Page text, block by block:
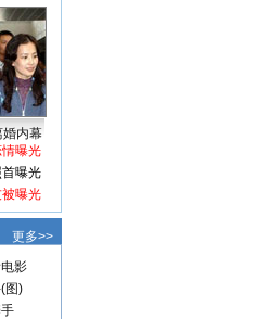
婚内幕
曝光
曝光
曝光
更多>>
影
图)